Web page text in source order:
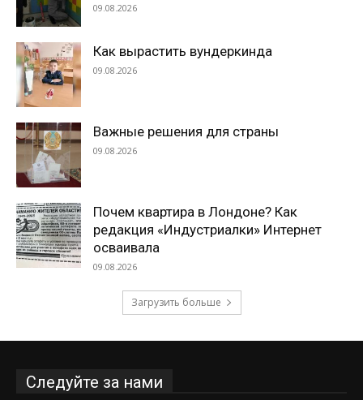
09.08.2026
Как вырастить вундеркинда
09.08.2026
Важные решения для страны
09.08.2026
Почем квартира в Лондоне? Как
редакция «Индустриалки» Интернет
осваивала
09.08.2026
Загрузить больше
Следуйте за нами